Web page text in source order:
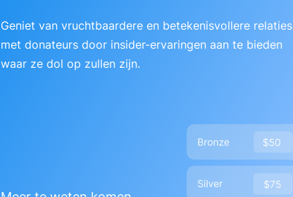
Geniet van vruchtbaardere en betekenisvollere relaties
met donateurs door insider-ervaringen aan te bieden
waar ze dol op zullen zijn.